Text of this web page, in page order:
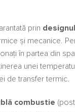
prin
și mecanice.
în partea din
unei
de transfer termic.
combustie